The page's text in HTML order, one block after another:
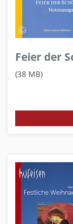
Feier der
(38 MB)